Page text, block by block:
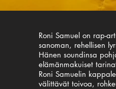
Roni Samuel on rap-
sanoman, rehellisen
Hänen soundinsa
elämänmakuiset
Roni Samuelin
välittävät toivoa,